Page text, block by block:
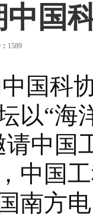
中国
1589
科协
以“
中国
中国
南方